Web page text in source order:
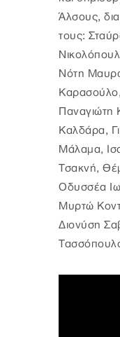
Άλσους,
τους:
Νότη
Παναγιώτη
Καλδάρα,
Μάλαμα,
Τσακνή,
Οδυσσέα
Μυρτώ
Διονύση